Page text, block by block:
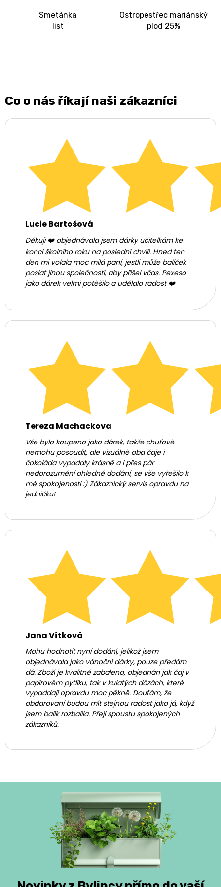
Smetánka
list
Ostropestřec mariánský
plod 25%
Co o nás říkají naši zákazníci
Lucie Bartošová
Děkuji ❤️ objednávala jsem dárky učitelkám ke
konci školního roku na poslední chvíli. Hned ten
den mi volala moc milá paní, jestli může balíček
poslat jinou společností, aby přišel včas. Pexeso
jako dárek velmi potěšilo a udělalo radost ❤️
Tereza Machackova
Vše bylo koupeno jako dárek, takže chuťově
nemohu posoudit, ale vizuálně oba čaje i
čokoláda vypadaly krásně a i přes pár
nedorozumění ohledně dodání, se vše vyřešilo k
mé spokojenosti :) Zákaznický servis opravdu na
jedničku!
Jana Vítková
Mohu hodnotit nyní dodání, jelikož jsem
objednávala jako vánoční dárky, pouze předám
dá. Zboží je kvalitně zabaleno, objednán jak čaj v
papírovém pytlíku, tak v kulatých dózách, které
vypaddají opravdu moc pěkně. Doufám, že
obdarovaní budou mít stejnou radost jako já, když
jsem balík rozbalila. Přeji spoustu spokojených
zákazníků.